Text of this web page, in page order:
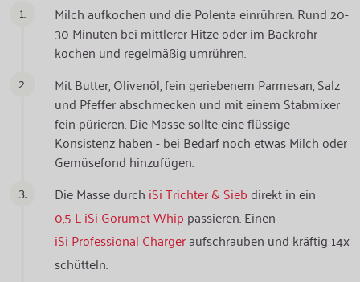
1.
Milch aufkochen und die Polenta einrühren. Rund 20-
30 Minuten bei mittlerer Hitze oder im Backrohr
kochen und regelmäßig umrühren.
2.
Mit Butter, Olivenöl, fein geriebenem Parmesan, Salz
und Pfeffer abschmecken und mit einem Stabmixer
fein pürieren. Die Masse sollte eine flüssige
Konsistenz haben - bei Bedarf noch etwas Milch oder
Gemüsefond hinzufügen.
3.
Die Masse durch iSi Trichter & Siebdirekt in ein
0,5 L iSi Gorumet Whip passieren. Einen
iSi Professional Chargeraufschrauben und kräftig 14x
schütteln.